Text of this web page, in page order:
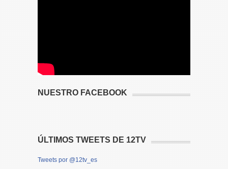
NUESTRO FACEBOOK
ÚLTIMOS TWEETS DE 12TV
Tweets por @12tv_es